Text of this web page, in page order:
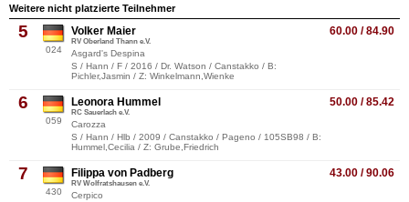
Weitere nicht platzierte Teilnehmer
5
024
60.00 / 84.90
Volker Maier
RV Oberland Thann e.V.
Asgard's Despina
S / Hann / F / 2016 / Dr. Watson / Canstakko / B:
Pichler,Jasmin / Z: Winkelmann,Wienke
6
059
50.00 / 85.42
Leonora Hummel
RC Sauerlach e.V.
Carozza
S / Hann / Hlb / 2009 / Canstakko / Pageno / 105SB98 / B:
Hummel,Cecilia / Z: Grube,Friedrich
7
430
43.00 / 90.06
Filippa von Padberg
RV Wolfratshausen e.V.
Cerpico